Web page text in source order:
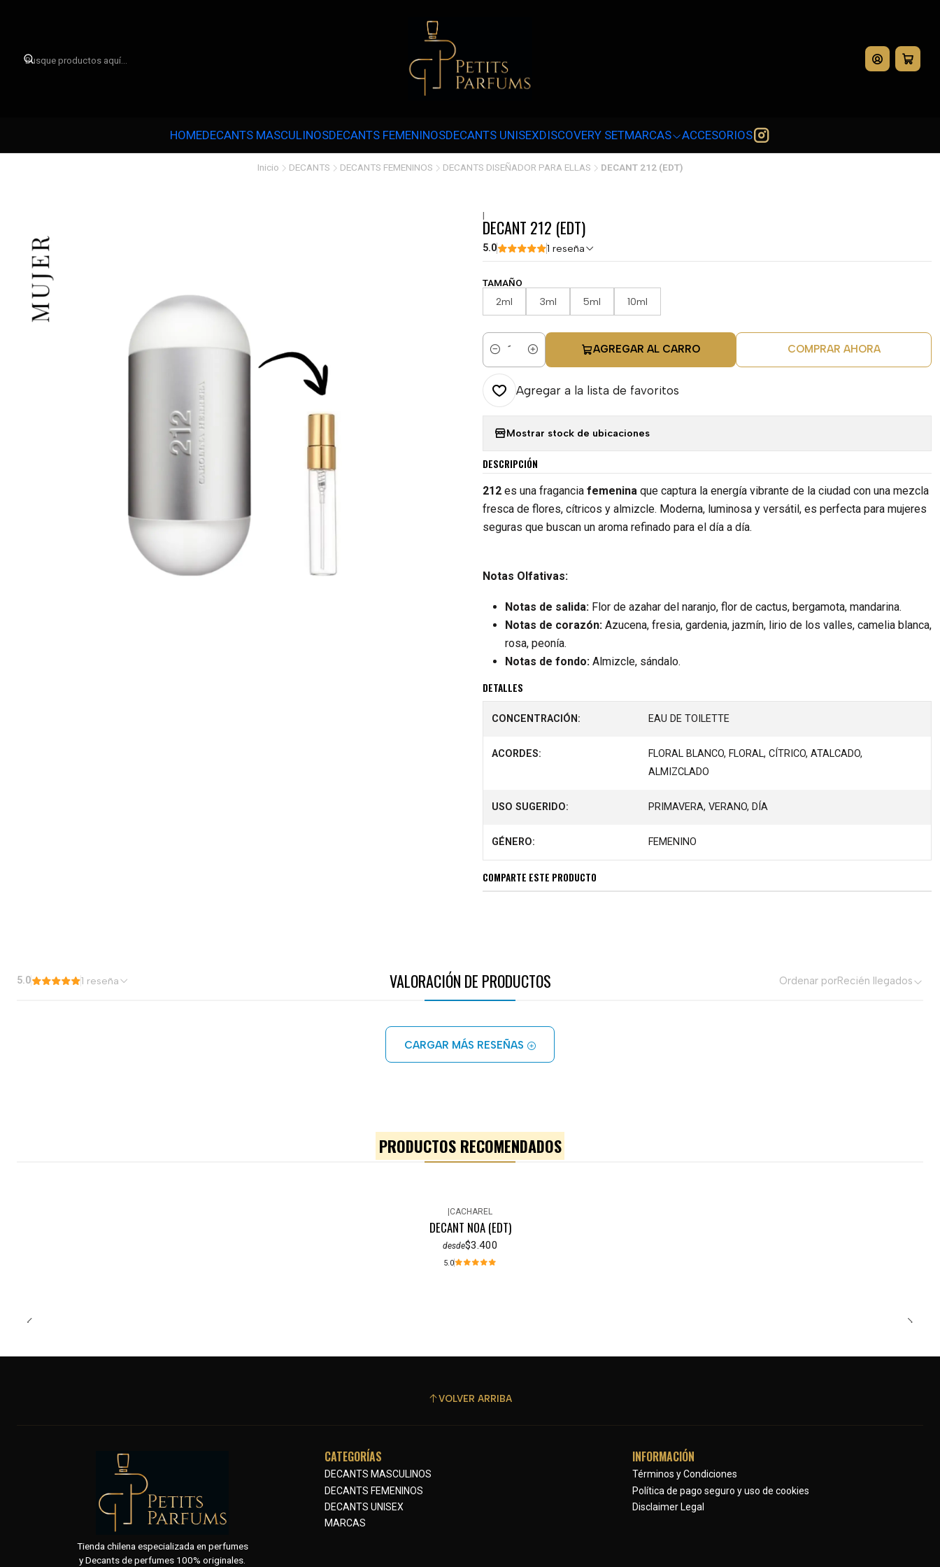
HOMEDECANTS MASCULINOSDECANTS FEMENINOSDECANTS UNISEXDISCOVERY SETMARCAS ACCESORIOS
Inicio DECANTS DECANTS FEMENINOS DECANTS DISEÑADOR PARA ELLAS DECANT 212 (EDT)
|
DECANT 212 (EDT)
5.0 1 reseña
TAMAÑO
2ml 3ml 5ml 10ml
Cantidad
AGREGAR AL CARRO COMPRAR AHORA
Agregar a la lista de favoritos
Mostrar stock de ubicaciones
DESCRIPCIÓN
212 es una fragancia femenina que captura la energía vibrante de la ciudad con una mezcla
fresca de flores, cítricos y almizcle. Moderna, luminosa y versátil, es perfecta para mujeres
seguras que buscan un aroma refinado para el día a día.
Notas Olfativas:
Notas de salida: Flor de azahar del naranjo, flor de cactus, bergamota, mandarina.
Notas de corazón: Azucena, fresia, gardenia, jazmín, lirio de los valles, camelia blanca,
rosa, peonía.
Notas de fondo: Almizcle, sándalo.
DETALLES
CONCENTRACIÓN: EAU DE TOILETTE
ACORDES:
FLORAL BLANCO, FLORAL, CÍTRICO, ATALCADO,
ALMIZCLADO
USO SUGERIDO: PRIMAVERA, VERANO, DÍA
GÉNERO: FEMENINO
COMPARTE ESTE PRODUCTO
VALORACIÓN DE PRODUCTOS
5.0 1 reseña Ordenar porRecién llegados
CARGAR MÁS RESEÑAS
PRODUCTOS RECOMENDADOS
|CACHAREL
DECANT NOA (EDT)
desde$3.400
5.0
VOLVER ARRIBA
Tienda chilena especializada en perfumes
y Decants de perfumes 100% originales.
CATEGORÍAS
DECANTS MASCULINOS
DECANTS FEMENINOS
DECANTS UNISEX
MARCAS
INFORMACIÓN
Términos y Condiciones
Política de pago seguro y uso de cookies
Disclaimer Legal